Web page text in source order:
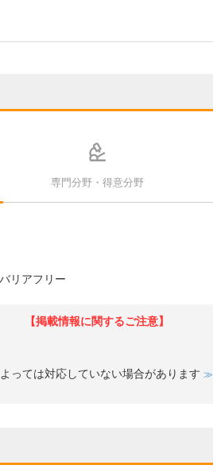
専門分野・得意分野
バリアフリー
【掲載情報に関するご注意】
っては対応していない場合があります